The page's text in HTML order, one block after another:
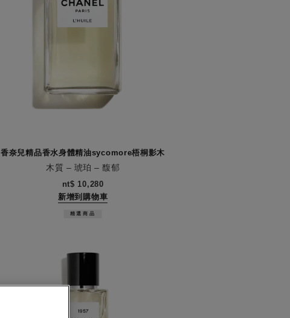
香奈兒精品香水身體精油sycomore梧桐影木
木質 – 琥珀 – 馥郁
nt$ 10,280
新增到購物車
精選商品